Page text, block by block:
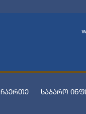
ჩაერთე საჯარო